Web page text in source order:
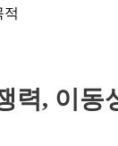
적
력, 이동